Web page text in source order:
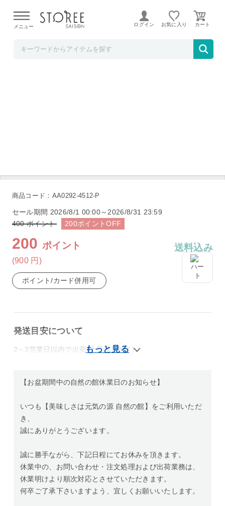
よる配送遅延が発生しております。
メニュー ログイン お気に入り
こんにゃくジャーキー 160g
商品コード：AA0292-4512-P
セール期間 2026/8/1 00:00～2026/8/31 23:59
400ポイント 200ポイントOFF
200ポイント
(900 円 )
送料込み
ポイント/カード併用可
発送目安について
2～3営業日以内で出荷(土日祝日除く)
【お盆期間中の自然の館休業日のお知らせ】
いつも【美味しさは元気の源 自然の館】をご利用いただ
き、
誠にありがとうございます。
誠に勝手ながら、下記日程にてお休みを頂きます。
休業中の、お問い合わせ・注文処理および出荷業務は、
休業明けより順次対応とさせていただきます。
何卒ご了承下さいますよう、宜しくお願いいたします。